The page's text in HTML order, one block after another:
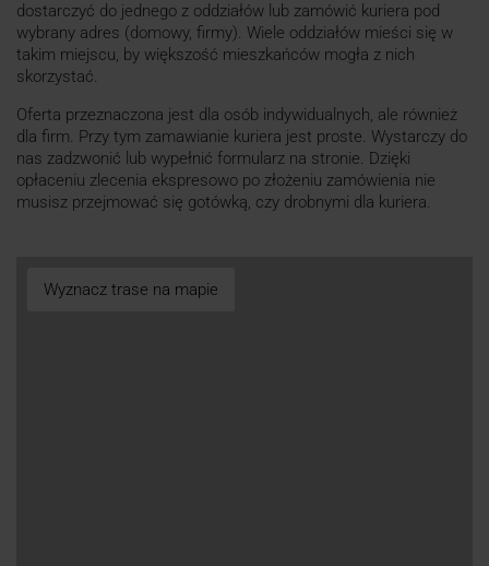
dostarczyć do jednego z oddziałów lub zamówić kuriera pod
wybrany adres (domowy, firmy). Wiele oddziałów mieści się w
takim miejscu, by większość mieszkańców mogła z nich
skorzystać.
Oferta przeznaczona jest dla osób indywidualnych, ale również
dla firm. Przy tym zamawianie kuriera jest proste. Wystarczy do
nas zadzwonić lub wypełnić formularz na stronie. Dzięki
opłaceniu zlecenia ekspresowo po złożeniu zamówienia nie
musisz przejmować się gotówką, czy drobnymi dla kuriera.
Wyznacz trase na mapie